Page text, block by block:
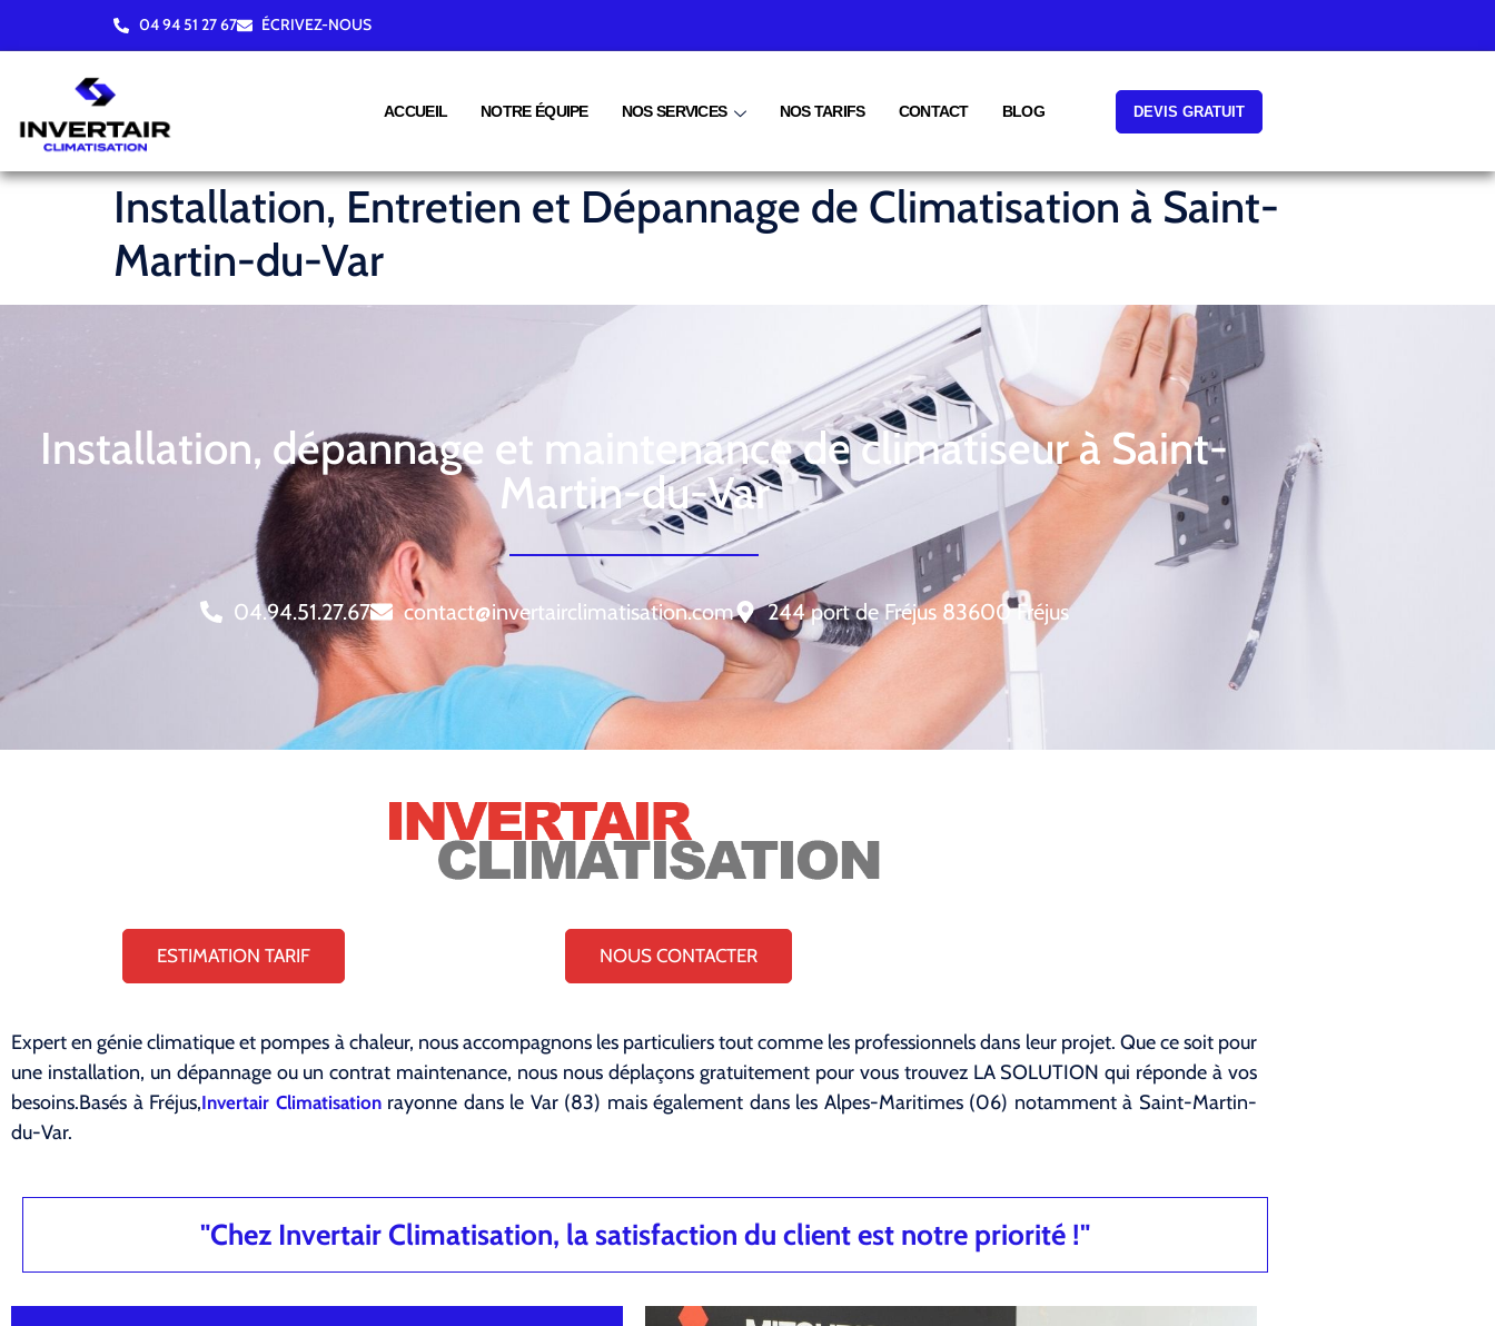
04 94 51 27 67 ÉCRIVEZ-NOUS
ACCUEIL NOTRE ÉQUIPE NOS SERVICES NOS TARIFS CONTACT BLOG DEVIS GRATUIT
Installation, Entretien et Dépannage de Climatisation à Saint-
Martin-du-Var
Installation, dépannage et maintenance de climatiseur à Saint-
Martin-du-Var
04.94.51.27.67 contact@invertairclimatisation.com 244 port de Fréjus 83600 Fréjus
ESTIMATION TARIF NOUS CONTACTER
Expert en génie climatique et pompes à chaleur, nous accompagnons les particuliers tout comme les professionnels dans leur projet. Que ce soit pour
une installation, un dépannage ou un contrat maintenance, nous nous déplaçons gratuitement pour vous trouvez LA SOLUTION qui réponde à vos
besoins.Basés à Fréjus,Invertair Climatisationrayonne dans le Var (83) mais également dans les Alpes-Maritimes (06) notamment à Saint-Martin-
du-Var.
"Chez Invertair Climatisation, la satisfaction du client est notre priorité !"